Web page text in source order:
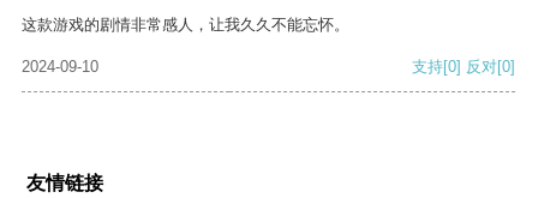
这款游戏的剧情非常感人，让我久久不能忘怀。
2024-09-10 支持[0] 反对[0]
友情链接